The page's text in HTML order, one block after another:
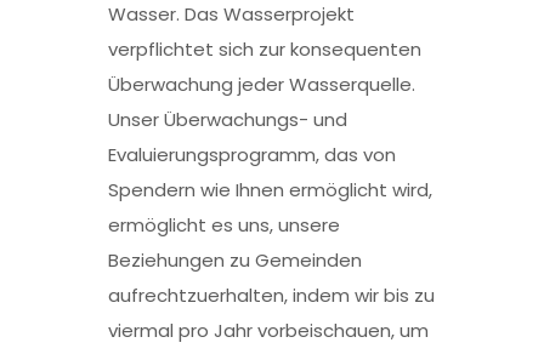
Wasser. Das Wasserprojekt
verpflichtet sich zur konsequenten
Überwachung jeder Wasserquelle.
Unser Überwachungs- und
Evaluierungsprogramm, das von
Spendern wie Ihnen ermöglicht wird,
ermöglicht es uns, unsere
Beziehungen zu Gemeinden
aufrechtzuerhalten, indem wir bis zu
viermal pro Jahr vorbeischauen, um